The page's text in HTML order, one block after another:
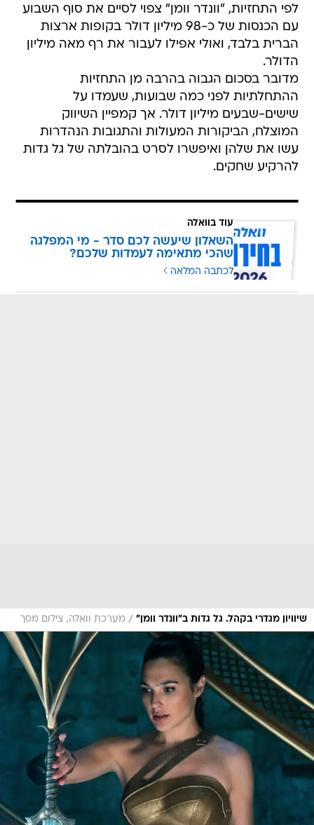
לפי התחזיות, "וונדר וומן" צפוי לסיים את סוף השבוע
עם הכנסות של כ-98 מיליון דולר בקופות ארצות
הברית בלבד, ואולי אפילו לעבור את רף מאה מיליון
הדולר.
מדובר בסכום הגבוה בהרבה מן התחזיות
ההתחלתיות לפני כמה שבועות, שעמדו על
שישים-שבעים מיליון דולר. אך קמפיין השיווק
המוצלח, הביקורות המעולות והתגובות הנהדרות
עשו את שלהן ואיפשרו לסרט בהובלתה של גל גדות
להרקיע שחקים.
עוד בוואלה
השאלון שיעשה לכם סדר - מי המפלגה
שהכי מתאימה לעמדות שלכם?
לכתבה המלאה
שיוויון מגדרי בקהל. גל גדות ב"וונדר וומן" / מערכת וואלה, צילום מסך